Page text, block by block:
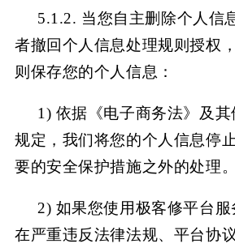
5.1.2. 当您自主删除个人信
者撤回个人信息处理规则授权
则保存您的个人信息：
1) 依据《电子商务法》及
规定，我们将您的个人信息停
要的安全保护措施之外的处理。
2) 如果您使用极客修平台
在严重违反法律法规、平台协